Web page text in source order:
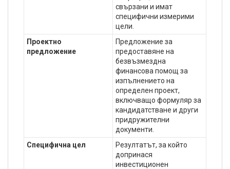
свързани и имат
специфични измерими
цели.
Проектно
предложение
Предложение за
предоставяне на
безвъзмездна
финансова помощ за
изпълнението на
определен проект,
включващо формуляр за
кандидатстване и други
придружителни
документи.
Специфична цел
Резултатът, за който
допринася
инвестиционен